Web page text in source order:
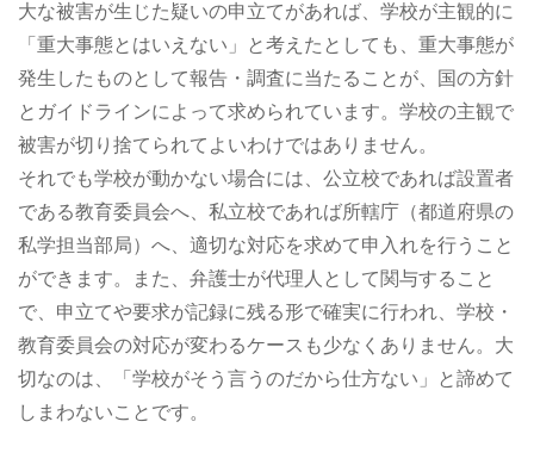
大な被害が生じた疑いの申立てがあれば、学校が主観的に
「重大事態とはいえない」と考えたとしても、重大事態が
発生したものとして報告・調査に当たることが、国の方針
とガイドラインによって求められています。学校の主観で
被害が切り捨てられてよいわけではありません。
それでも学校が動かない場合には、公立校であれば設置者
である教育委員会へ、私立校であれば所轄庁（都道府県の
私学担当部局）へ、適切な対応を求めて申入れを行うこと
ができます。また、弁護士が代理人として関与すること
で、申立てや要求が記録に残る形で確実に行われ、学校・
教育委員会の対応が変わるケースも少なくありません。大
切なのは、「学校がそう言うのだから仕方ない」と諦めて
しまわないことです。